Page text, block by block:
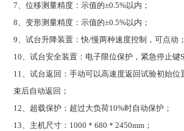
7、位移测量精度：示值的±0.5%以内；
8、变形测量精度：示值的±0.5%以内；
9、试台升降装置：快/慢两种速度控制，可点动；
10、试台安全装置：电子限位保护，紧急停止键
11、试台返回：手动可以高速度返回试验初始位
束后自动返回；
12、超载保护：超过大负荷10%时自动保护；
13、主机尺寸：1000＊680＊2450mm；